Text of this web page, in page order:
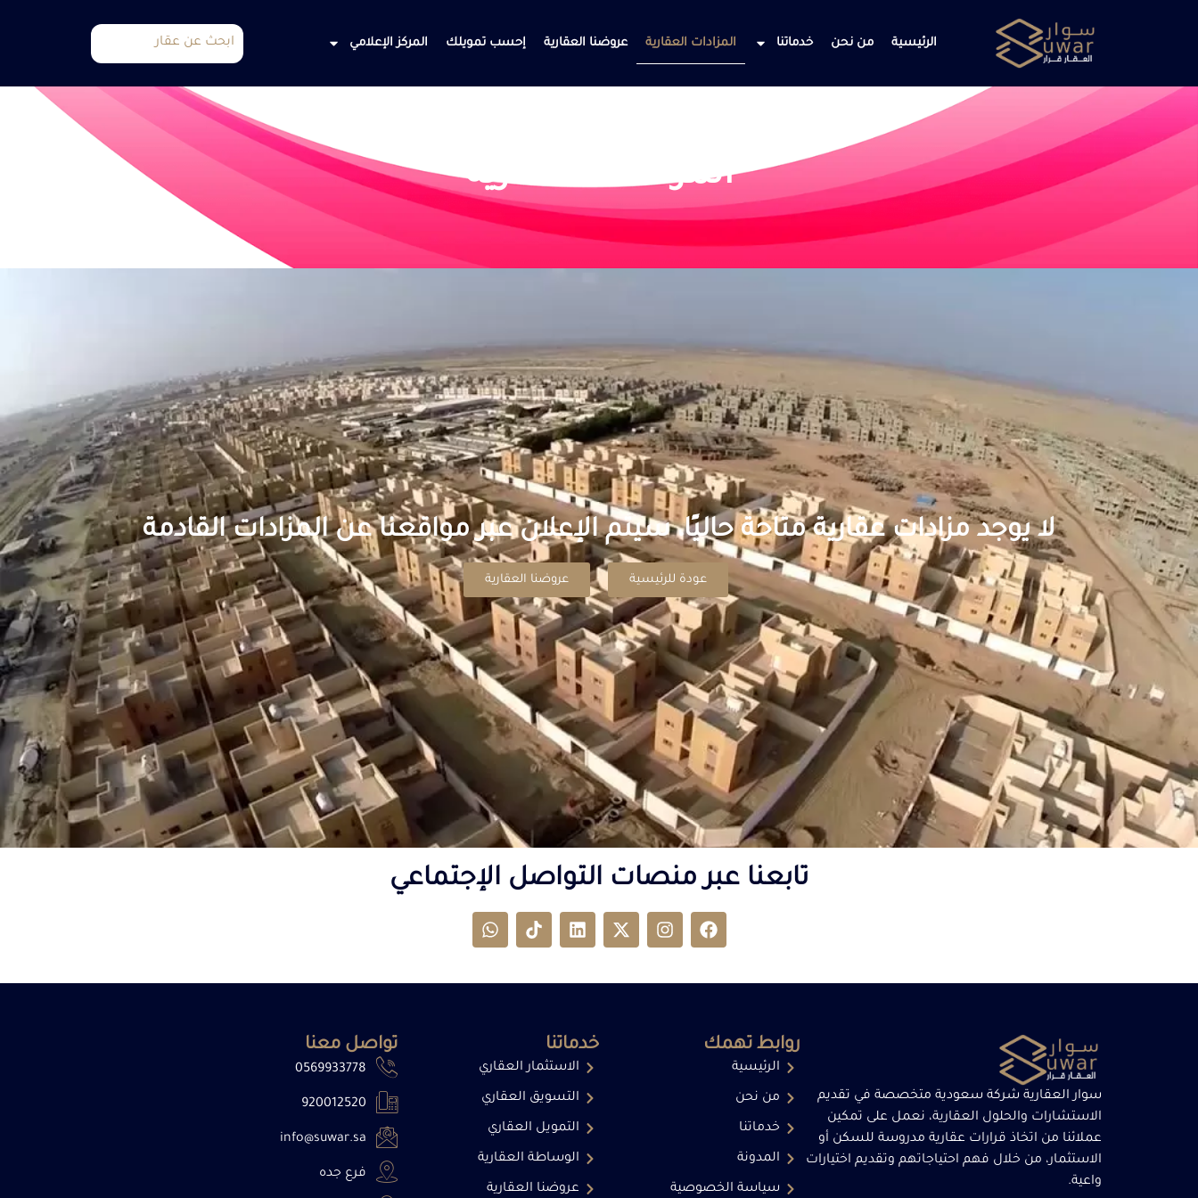
الرئيسية من نحن خدماتنا المزادات العقارية عروضنا العقارية إحسب تمويلك المركز الإعلامي
المزادات العقارية
لا يوجد مزادات عقارية متاحة حاليًا، سيتم الإعلان عبر مواقعنا عن المزادات القادمة
عودة للرئيسية عروضنا العقارية
تابعنا عبر منصات التواصل الإجتماعي
سوار العقارية شركة سعودية متخصصة في تقديم
الاستشارات والحلول العقارية، نعمل على تمكين
عملائنا من اتخاذ قرارات عقارية مدروسة للسكن أو
الاستثمار، من خلال فهم احتياجاتهم وتقديم اختيارات
واعية.
روابط تهمك
الرئيسية
من نحن
خدماتنا
المدونة
سياسة الخصوصية
خدماتنا
الاستثمار العقاري
التسويق العقاري
التمويل العقاري
الوساطة العقارية
عروضنا العقارية
تواصل معنا
0569933778
920012520
info@suwar.sa
فرع جده